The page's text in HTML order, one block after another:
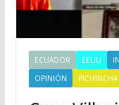
ECUADOR EEUU
OPINIÓN
PICHINCHA